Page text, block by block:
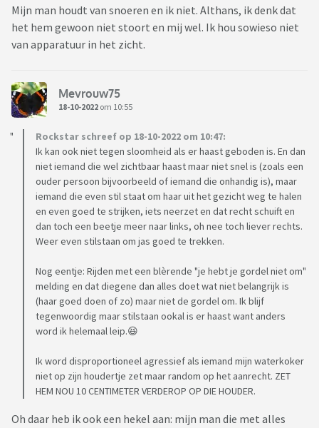
Mijn man houdt van snoeren en ik niet. Althans, ik denk dat
het hem gewoon niet stoort en mij wel. Ik hou sowieso niet
van apparatuur in het zicht.
Mevrouw75
18-10-2022 om 10:55
Rockstar schreef op 18-10-2022 om 10:47:
Ik kan ook niet tegen sloomheid als er haast geboden is. En dan
niet iemand die wel zichtbaar haast maar niet snel is (zoals een
ouder persoon bijvoorbeeld of iemand die onhandig is), maar
iemand die even stil staat om haar uit het gezicht weg te halen
en even goed te strijken, iets neerzet en dat recht schuift en
dan toch een beetje meer naar links, oh nee toch liever rechts.
Weer even stilstaan om jas goed te trekken.
Nog eentje: Rijden met een blèrende "je hebt je gordel niet om"
melding en dat diegene dan alles doet wat niet belangrijk is
(haar goed doen of zo) maar niet de gordel om. Ik blijf
tegenwoordig maar stilstaan ookal is er haast want anders
word ik helemaal leip.😆
Ik word disproportioneel agressief als iemand mijn waterkoker
niet op zijn houdertje zet maar random op het aanrecht. ZET
HEM NOU 10 CENTIMETER VERDEROP OP DIE HOUDER.
Oh daar heb ik ook een hekel aan: mijn man die met alles